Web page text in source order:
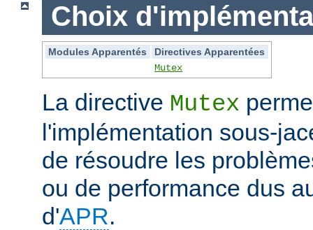
Choix
Modules Apparentés
Directives Apparentées
Mutex
La directive Mutex
l'implémentation sous-
de résoudre les
ou de performance dus
d'APR.